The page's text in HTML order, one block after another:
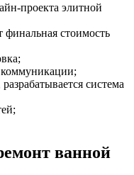
проекта элитной
финальная стоимость
коммуникации;
система
ванной